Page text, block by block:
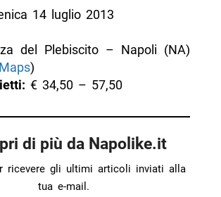
14 luglio 2013
del Plebiscito – Napoli (NA)
)
€ 34,50 – 57,50
di più da Napolike.it
ricevere gli ultimi articoli inviati alla
tua e-mail.